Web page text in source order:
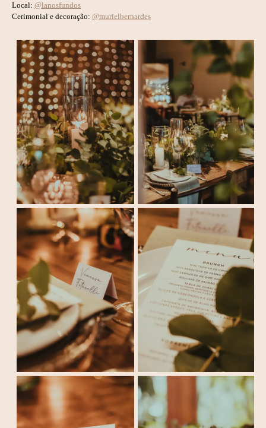
Local: @lanosfundos
Cerimonial e decoração: @murielbernardes